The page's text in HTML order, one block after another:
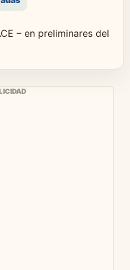
– en preliminares del